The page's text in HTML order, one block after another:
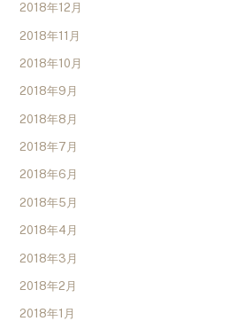
2018年12月
2018年11月
2018年10月
2018年9月
2018年8月
2018年7月
2018年6月
2018年5月
2018年4月
2018年3月
2018年2月
2018年1月